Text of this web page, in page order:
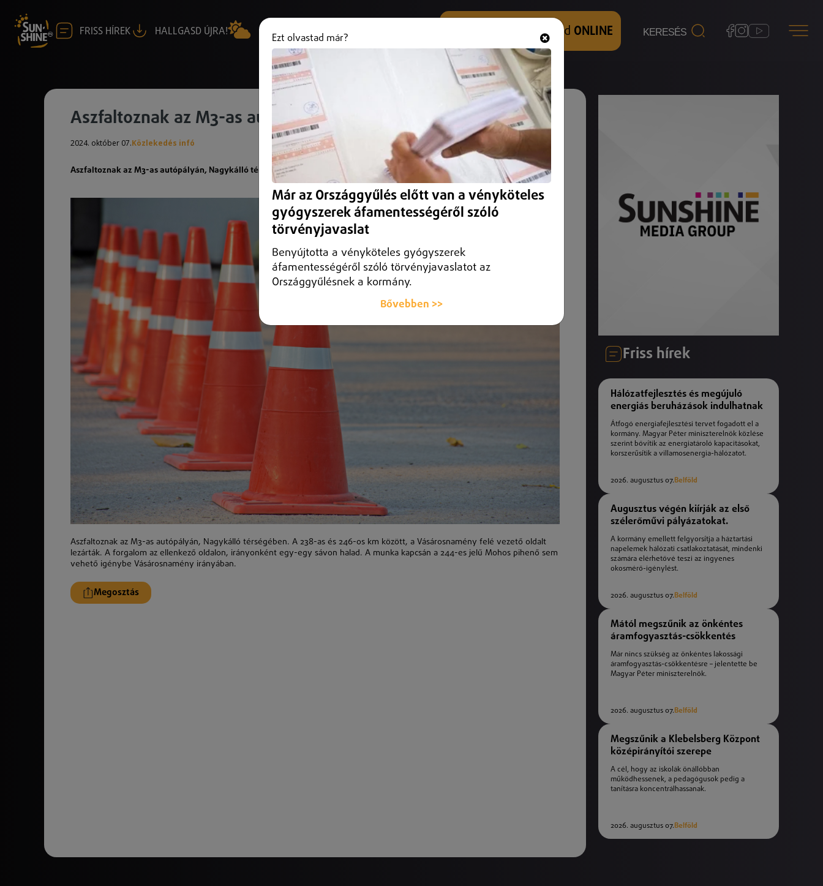
FRISS HÍREK HALLGASD ÚJRA! +36 (20) 316 3000 Hallgasd és nézd ONLINE
Aszfaltoznak az M3-as autópályán, Nagykálló térségében.
2024. október 07.Közlekedés infó
Aszfaltoznak az M3-as autópályán, Nagykálló térségében.
Aszfaltoznak az M3-as autópályán, Nagykálló térségében. A 238-as és 246-os km között, a Vásárosnamény felé vezető oldalt
lezárták. A forgalom az ellenkező oldalon, irányonként egy-egy sávon halad. A munka kapcsán a 244-es jelű Mohos pihenő sem
vehető igénybe Vásárosnamény irányában.
Megosztás
Friss hírek
Hálózatfejlesztés és megújuló
energiás beruházások indulhatnak
Átfogó energiafejlesztési tervet fogadott el a
kormány. Magyar Péter miniszterelnök közlése
szerint bővítik az energiatároló kapacitásokat,
korszerűsítik a villamosenergia-hálózatot.
2026. augusztus 07.Belföld
Augusztus végén kiírják az első
szélerőművi pályázatokat.
A kormány emellett felgyorsítja a háztartási
napelemek hálózati csatlakoztatását, mindenki
számára elérhetővé teszi az ingyenes
okosmérő-igénylést.
2026. augusztus 07.Belföld
Mától megszűnik az önkéntes
áramfogyasztás-csökkentés
Már nincs szükség az önkéntes lakossági
áramfogyasztás-csökkentésre – jelentette be
Magyar Péter miniszterelnök.
2026. augusztus 07.Belföld
Megszűnik a Klebelsberg Központ
középirányítói szerepe
A cél, hogy az iskolák önállóbban
működhessenek, a pedagógusok pedig a
tanításra koncentrálhassanak.
2026. augusztus 07.Belföld
Ezt olvastad már?
Már az Országgyűlés előtt van a vényköteles
gyógyszerek áfamentességéről szóló
törvényjavaslat
Benyújtotta a vényköteles gyógyszerek
áfamentességéről szóló törvényjavaslatot az
Országgyűlésnek a kormány.
Bővebben >>